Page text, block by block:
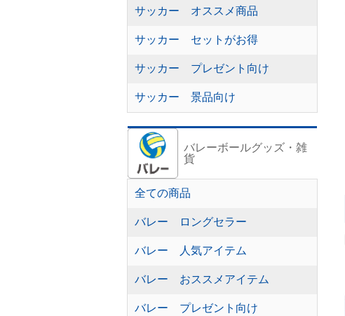
サッカー オススメ商品
サッカー セットがお得
サッカー プレゼント向け
サッカー 景品向け
バレーボールグッズ・雑
貨
全ての商品
バレー ロングセラー
バレー 人気アイテム
バレー おススメアイテム
バレー プレゼント向け